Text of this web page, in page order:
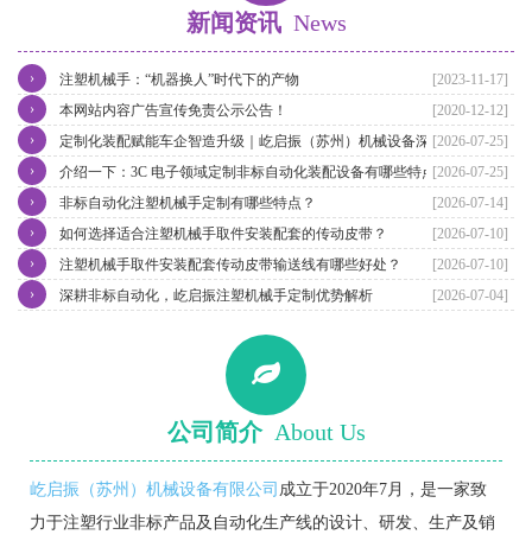
新闻资讯 News
[2023-11-17]
注塑机械手：“机器换人”时代下的产物
›
[2020-12-12]
本网站内容广告宣传免责公示公告！
›
[2026-07-25]
定制化装配赋能车企智造升级｜屹启振（苏州）机械设备深耕汽车非
标自动化装配产线整体方案
›
[2026-07-25]
介绍一下：3C 电子领域定制非标自动化装配设备有哪些特点
›
[2026-07-14]
非标自动化注塑机械手定制有哪些特点？
›
[2026-07-10]
如何选择适合注塑机械手取件安装配套的传动皮带？
›
[2026-07-10]
注塑机械手取件安装配套传动皮带输送线有哪些好处？
›
[2026-07-04]
深耕非标自动化，屹启振注塑机械手定制优势解析
›
公司简介 About Us
屹启振（苏州）机械设备有限公司 成立于2020年7月，是一家致
力于注塑行业非标产品及自动化生产线的设计、研发、生产及销